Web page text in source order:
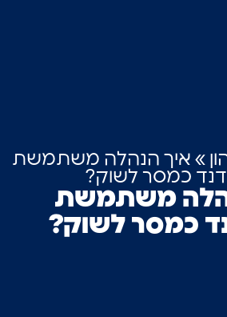
» איך הנהלה משתמשת
כמסר לשוק?
משתמשת
כמסר לשוק?